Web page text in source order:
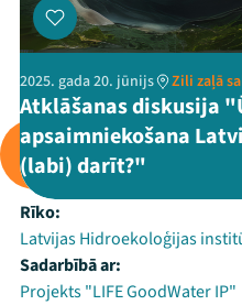
2025. gada 20. jūnijs Zili zaļā
Atklāšanas diskusija
apsaimniekošana
(labi) darīt?"
Rīko:
Latvijas Hidroekoloģijas
Sadarbībā ar:
Projekts "LIFE GoodWater IP"